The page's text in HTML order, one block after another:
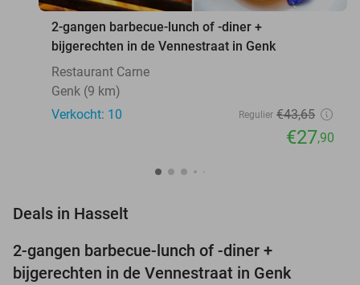
2-gangen barbecue-lunch of -diner +
bijgerechten in de Vennestraat in Genk
Restaurant Carne
Genk (9 km)
Verkocht: 10
Regulier €43,65
€27,90
Deals in Hasselt
NEW
TODAY
2-gangen barbecue-lunch of -diner +
bijgerechten in de Vennestraat in Genk